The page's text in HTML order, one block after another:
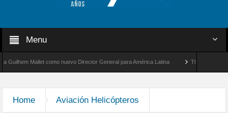
Menu
Mallet como nuevo Director General para América Latina Thales multiplica
Home Aviación Helicópteros